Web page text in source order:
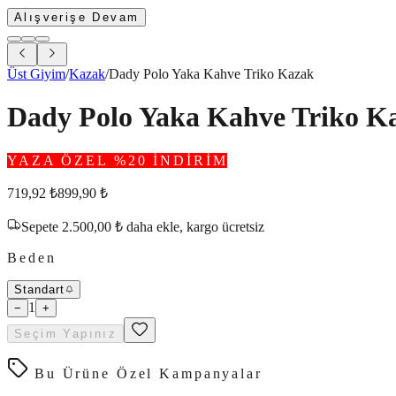
Alışverişe Devam
Üst Giyim/Kazak/Dady Polo Yaka Kahve Triko Kazak
Dady Polo Yaka Kahve Triko
YAZA ÖZEL %20 İNDİRİM
719,92 ₺899,90 ₺
Sepete 2.500,00 ₺ daha ekle, kargo ücretsiz
Beden
Standart
−
1
+
Seçim Yapınız
Bu Ürüne Özel Kampanyalar